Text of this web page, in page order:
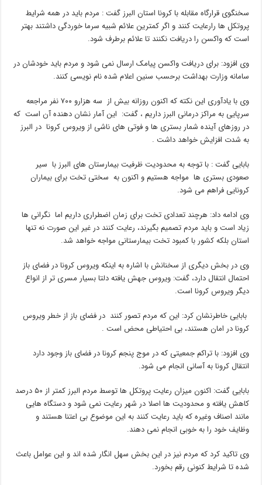
سخنگوی قرارگاه مقابله با کرونا استان البرز گفت : مردم باید در همه شرایط
پروتکل ها رارعایت کنند و اگر کمترین علائم شبیه سرما خوردگی داشتند بهتر
است که واکسن را دریافت نکنند تا علائم برطرف شود.
وی افزود: برای دریافت واکسن پیامک ارسال نمی شود و مردم باید خودشان در
سامانه وزارت بهداشت برحسب سنین اعلام شده نام نویسی کنند.
وی با یادآوری این نکته که اکنون روزانه بیش از سه هزارو ۷۰۰ نفر مراجعه
سرپایی به مراکز درمانی البرز داریم ، گفت: این آمار نشان دهنده آن است که
در روزهای آینده شمار بستری ها و فوتی های ناشی از ویروس کرونا در البرز
به شدت افزایش خواهد داشت .
بابایی گفت : با توجه به محدودیت ظرفیت بیمارستان های البرز با سیر
صعودی بستری ها مواجه هستیم و اکنون به سختی تخت برای بیماران
کرونایی فراهم می شود.
وی ادامه داد: هرچند تعدادی تخت برای زمان اضطراری داریم اما نگرانی ها
زیاد است و باید مردم تصمیم بگیرند، رعایت کنند در غیر این صورت نه تنها
استان بلکه کشور با کمبود تخت بیمارستانی مواجه خواهد شد.
وی در بخش دیگری از سخنانش با اشاره به اینکه ویروس کرونا در فضای باز
احتمال انتقال دارد، گفت: ویروس جهش یافته دلتا بسیار مسری تر از انواع
دیگر ویروس کرونا است.
بابایی خاطرنشان کرد: این که مردم تصور کنند در فضای باز از خطر ویروس
کرونا در امان هستند، بی احتیاطی محض است .
وی افزود: با تراکم جمعیتی که در موج پنجم کرونا در فضای باز وجود دارد
انتقال کرونا به آسانی انجام می شود.
بابایی گفت: اکنون میزان رعایت پروتکل ها توسط مردم البرز کمتر از ۵۰ درصد
کاهش یافته و محدودیت ها اصلا در شهر رعایت نمی شود و دستگاه هایی
مانند اصناف وغیره که باید رعایت کنند به این موضوع بی اعتنا هستند و
وظایف خود را به خوبی انجام نمی دهند.
وی تاکید کرد که مردم نیز در این بخش سهل انگار شده اند و این عوامل باعث
شده تا شرایط کنونی رقم بخورد.